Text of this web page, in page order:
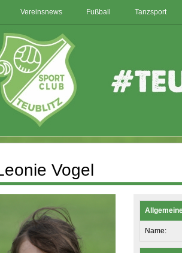
Vereinsnews Fußball Tanzsport
Vogel
Name: